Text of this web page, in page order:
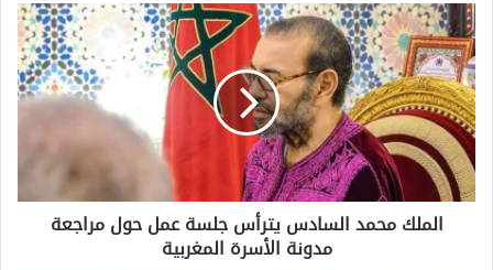
ا
ل
م
ل
ك
م
ح
م
د
الملك محمد السادس يترأس جلسة عمل حول مراجعة
مدونة الأسرة المغربية